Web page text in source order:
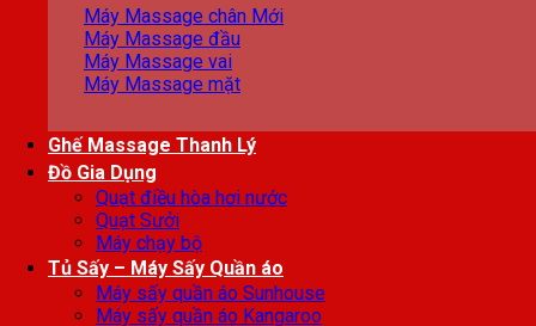
Máy Massage chân
Máy Massage đầu
Máy Massage vai
Máy Massage mặt
Ghế Massage Thanh Lý
Đồ Gia Dụng
Quạt điều hòa hơi nước
Quạt Sưởi
Máy chạy bộ
Tủ Sấy – Máy Sấy Quần áo
Máy sấy quần áo Sunhouse
Máy sấy quần áo Kangaroo